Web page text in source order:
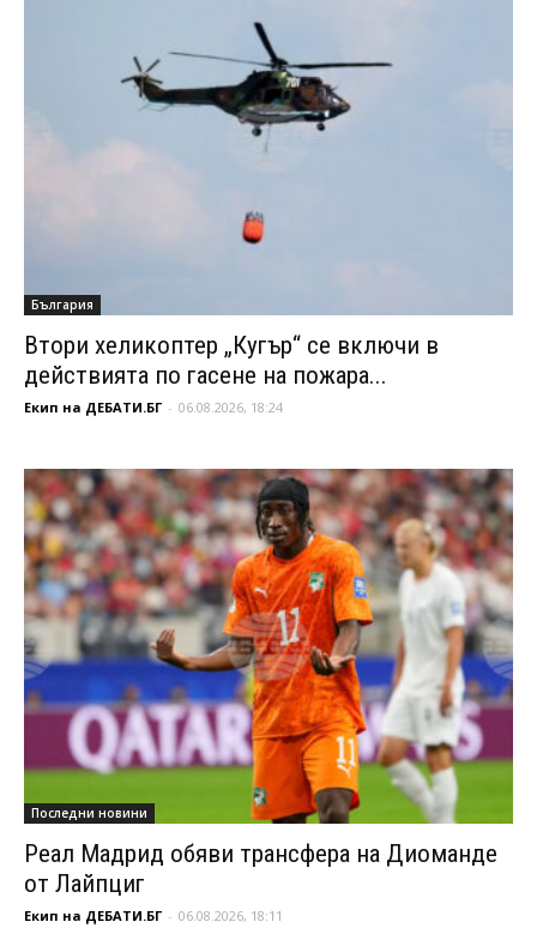
България
Втори хеликоптер „Кугър“ се включи в
действията по гасене на пожара...
Екип на ДЕБАТИ.БГ - 06.08.2026, 18:24
Последни новини
Реал Мадрид обяви трансфера на Диоманде
от Лайпциг
Екип на ДЕБАТИ.БГ - 06.08.2026, 18:11